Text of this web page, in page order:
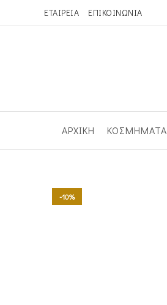
ΕΤΑΙΡΕΙΑ ΕΠΙΚΟΙΝΩΝΙΑ
ΑΡΧΙΚΗ ΚΟΣΜΗΜΑΤΑ
-10%